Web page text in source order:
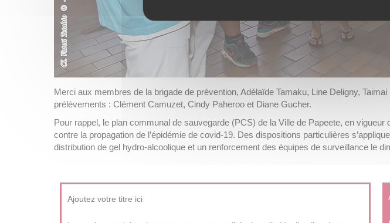
Merci aux membres de la brigade de prévention, Adélaïde Tamaku, Line Deligny,
prélèvements : Clément Camuzet, Cindy Paheroo et Diane Gucher.
Pour rappel, le plan communal de sauvegarde (PCS) de la Ville de Papeete, en
contre la propagation de l’épidémie de covid-19. Des dispositions particulières
distribution de gel hydro-alcoolique et un renforcement des équipes de surveillance le
Ajoutez votre titre ici